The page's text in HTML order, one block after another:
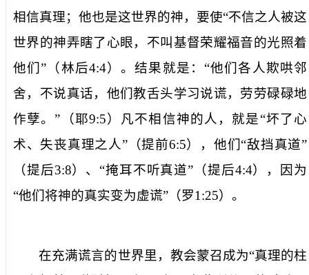
相信真理；他也是这世界的神，要使“不信之人被这
世界的神弄瞎了心眼，不叫基督荣耀福音的光照着
他们”（林后4:4）。结果就是：“他们各人欺哄邻
舍，不说真话，他们教舌头学习说谎，劳劳碌碌地
作孽。”（耶9:5）凡不相信神的人，就是“坏了心
术、失丧真理之人”（提前6:5），他们“敌挡真道”
（提后3:8）、“掩耳不听真道”（提后4:4），因为
“他们将神的真实变为虚谎”（罗1:25）。
在充满谎言的世界里，教会蒙召成为“真理的柱